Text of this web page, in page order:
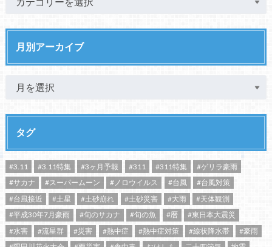
月別アーカイブ
タグ
#3.11 #3.11特集 #3ヶ月予報 #311 #311特集
#ゲリラ豪雨
#サカナ
#スーパームーン #ノロウイルス #台風
#台風対策
#台風接近
#土星 #土砂崩れ #土砂災害 #大雨
#天体観測
#平成30年7月豪雨
#旬のサカナ #旬の魚 #暦
#東日本大震災
#水害
#流星群 #災害 #熱中症 #熱中症対策 #線状降水帯
#豪雨